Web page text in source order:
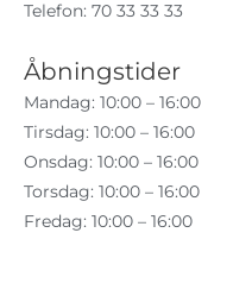
Telefon: 70 33 33 33
Åbningstider
Mandag: 10:00 – 16:00
Tirsdag: 10:00 – 16:00
Onsdag: 10:00 – 16:00
Torsdag: 10:00 – 16:00
Fredag: 10:00 – 16:00